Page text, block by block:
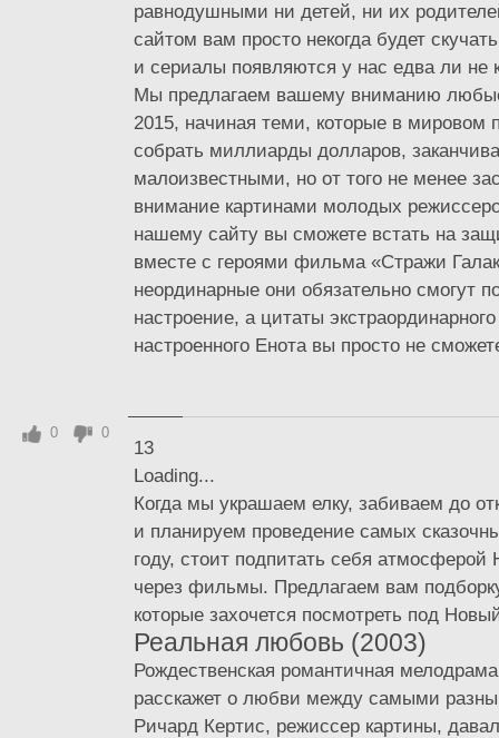
равнодушными ни детей, ни их
сайтом вам просто некогда будет
и сериалы появляются у нас едва ли не
Мы предлагаем вашему вниманию
2015, начиная теми, которые в мировом
собрать миллиарды долларов,
малоизвестными, но от того не менее
внимание картинами молодых
нашему сайту вы сможете встать на
вместе с героями фильма «Стражи
неординарные они обязательно смогут
настроение, а цитаты
настроенного Енота вы просто не
13
Loading...
Когда мы украшаем елку, забиваем до
и планируем проведение самых
году, стоит подпитать себя атмосферой
через фильмы. Предлагаем вам
которые захочется посмотреть под
Реальная любовь (2003)
Рождественская романтичная
расскажет о любви между самыми
Ричард Кертис, режиссер картины,
0 0